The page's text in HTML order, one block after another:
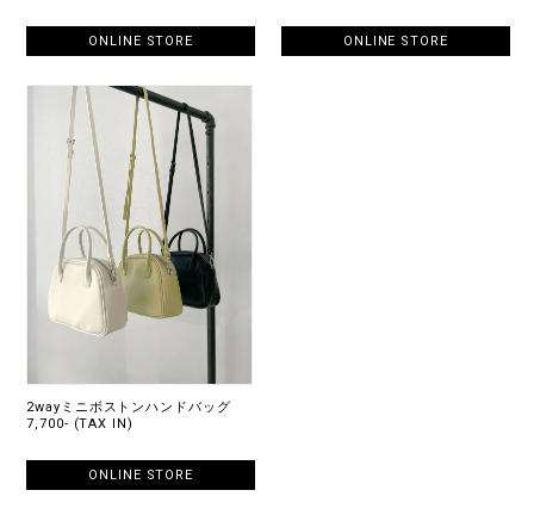
ONLINE STORE ONLINE STORE
2wayミニボストンハンドバッグ
7,700- (TAX IN)
ONLINE STORE